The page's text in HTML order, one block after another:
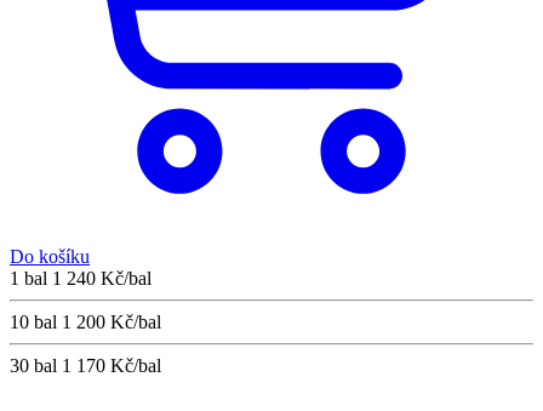
Do košíku
1 bal 1 240 Kč/bal
10 bal 1 200 Kč/bal
30 bal 1 170 Kč/bal